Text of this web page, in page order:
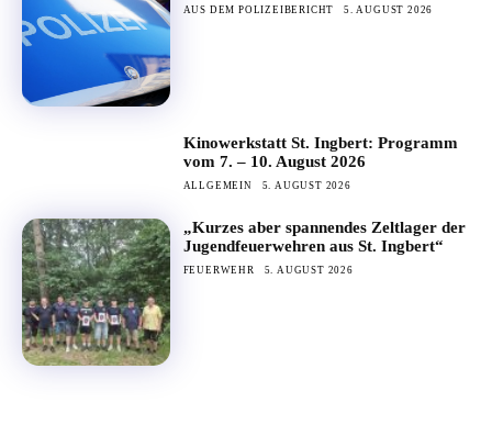
AUS DEM POLIZEIBERICHT 5. AUGUST 2026
Kinowerkstatt St. Ingbert: Programm
vom 7. – 10. August 2026
ALLGEMEIN 5. AUGUST 2026
„Kurzes aber spannendes Zeltlager der
Jugendfeuerwehren aus St. Ingbert“
FEUERWEHR 5. AUGUST 2026